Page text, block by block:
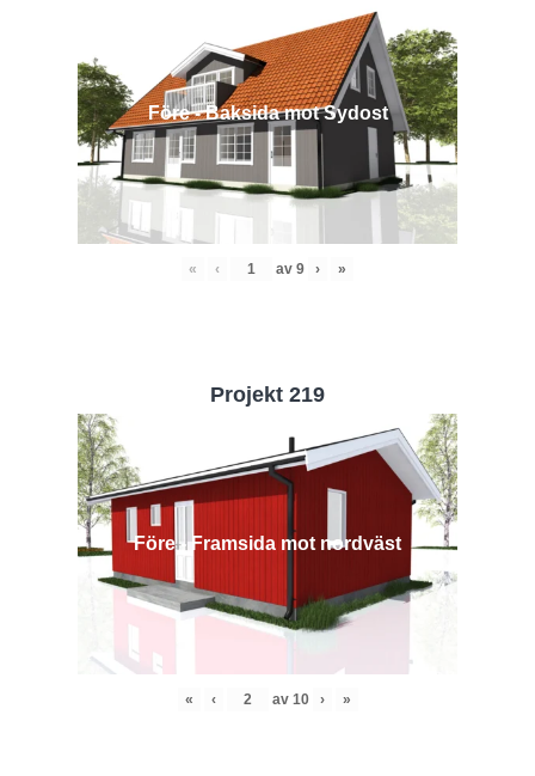
Före - Baksida mot Sydost
« ‹ av 9 › »
Projekt 219
Före - Framsida mot nordväst
« ‹ av 10 › »